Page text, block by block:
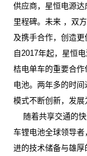
供应商，星恒电源
里程碑。未来 ，双
及携手合作，创造更
自2017年起，星恒
桔电单车的重要合
电池。两年多的时
模式不断创新，发展
随着共享交通的快
车锂电池全球领导
进的技术储备与雄